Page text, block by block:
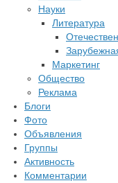
Науки
Литература
Маркетинг
Общество
Реклама
Блоги
Фото
Объявления
Группы
Активность
Комментарии